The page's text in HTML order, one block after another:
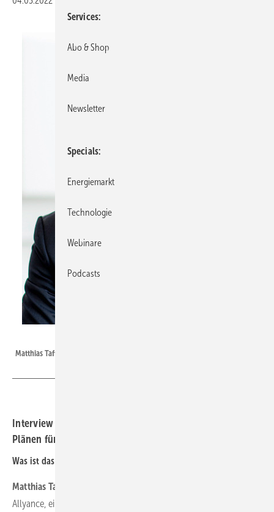
Matthias Taft, CEO Baywa RE
Interview mit Matthias Taft, CEO der Baywa RE AG, zu
Plänen für schwimmende Windkraft
Was ist das für ein Offshore-Vorhaben, das Baywa RE jetzt plant?
Matthias Taft:
Allyance, einem Zusammenschluss mit Elicio und BW Ideol, die
Services
Abo & Shop
Media
Newsletter
Specials
Energiemarkt
Technologie
Webinare
Podcasts